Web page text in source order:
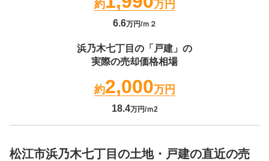
約 万円
6.6万円/ｍ２
浜乃木七丁目 の「戸建」の
実際の売却価格相場
約2,000万円
18.4万円/ｍ2
松江市浜乃木七丁目の土地・戸建の直近の売